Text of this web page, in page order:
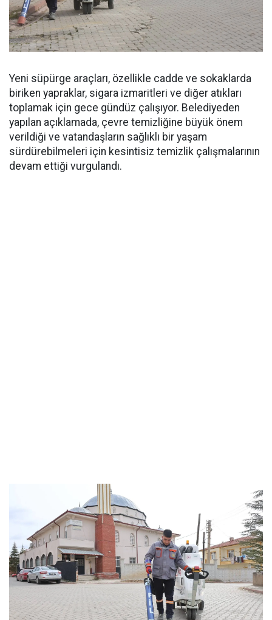
Yeni süpürge araçları, özellikle cadde ve sokaklarda
biriken yapraklar, sigara izmaritleri ve diğer atıkları
toplamak için gece gündüz çalışıyor. Belediyeden
yapılan açıklamada, çevre temizliğine büyük önem
verildiği ve vatandaşların sağlıklı bir yaşam
sürdürebilmeleri için kesintisiz temizlik çalışmalarının
devam ettiği vurgulandı.